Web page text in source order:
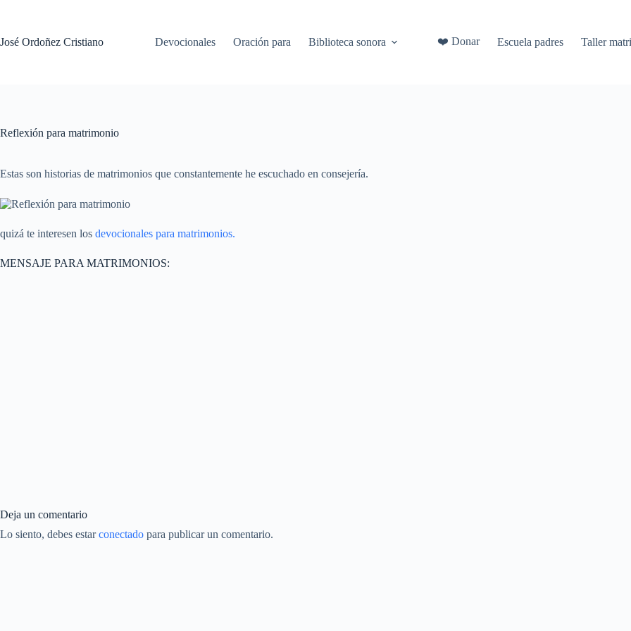
José Ordoñez Cristiano
Devocionales Oración para Biblioteca sonora ❤️ Donar Escuela padres Taller
Reflexión para matrimonio
Estas son historias de matrimonios que constantemente he escuchado en consejería.
quizá te interesen los devocionales para matrimonios.
MENSAJE PARA MATRIMONIOS:
Deja un comentario
Lo siento, debes estarconectado para publicar un comentario.